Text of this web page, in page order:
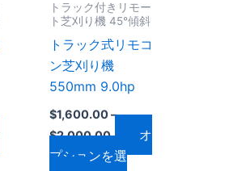
商
品
ペ
ー
ジ
か
ら
選
トラック付きリモー
ト芝刈り機 45°傾斜
トラック式リモコ
ン芝刈り機
550mm 9.0hp
$1,600.00 –
$2,000.00
オ
プションを選
数
バ
リ
エ
ー
シ
ョ